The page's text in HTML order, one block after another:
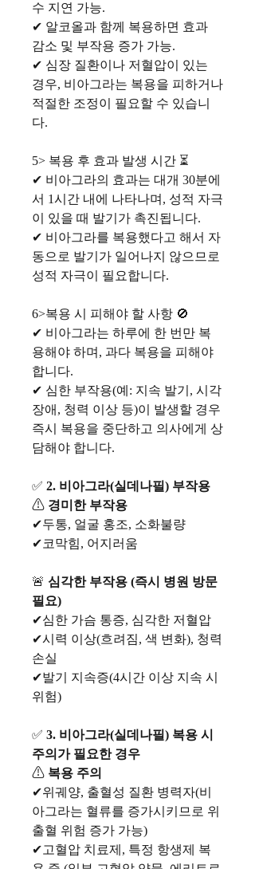
수 지연 가능.
✔ 알코올과 함께 복용하면 효과
감소 및 부작용 증가 가능.
✔ 심장 질환이나 저혈압이 있는
경우, 비아그라는 복용을 피하거나
적절한 조정이 필요할 수 있습니
다.
5> 복용 후 효과 발생 시간 ⏳
✔ 비아그라의 효과는 대개 30분에
서 1시간 내에 나타나며, 성적 자극
이 있을 때 발기가 촉진됩니다.
✔ 비아그라를 복용했다고 해서 자
동으로 발기가 일어나지 않으므로
성적 자극이 필요합니다.
6>복용 시 피해야 할 사항 🚫
✔ 비아그라는 하루에 한 번만 복
용해야 하며, 과다 복용을 피해야
합니다.
✔ 심한 부작용(예: 지속 발기, 시각
장애, 청력 이상 등)이 발생할 경우
즉시 복용을 중단하고 의사에게 상
담해야 합니다.
✅ 2. 비아그라(실데나필) 부작용
⚠ 경미한 부작용
✔두통, 얼굴 홍조, 소화불량
✔코막힘, 어지러움
🚨 심각한 부작용 (즉시 병원 방문
필요)
✔심한 가슴 통증, 심각한 저혈압
✔시력 이상(흐려짐, 색 변화), 청력
손실
✔발기 지속증(4시간 이상 지속 시
위험)
✅ 3. 비아그라(실데나필) 복용 시
주의가 필요한 경우
⚠ 복용 주의
✔위궤양, 출혈성 질환 병력자(비
아그라는 혈류를 증가시키므로 위
출혈 위험 증가 가능)
✔고혈압 치료제, 특정 항생제 복